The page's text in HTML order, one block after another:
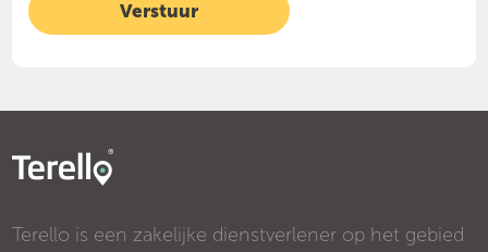
Terello is een zakelijke dienstverlener op het gebied